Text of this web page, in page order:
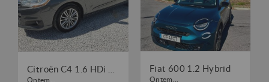
Ontem...
Fiat 600 1.2 Hybrid
Ontem...